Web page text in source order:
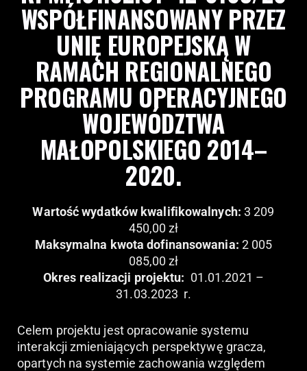
WSPÓŁFINANSOWANY PRZEZ
UNIĘ EUROPEJSKĄ W
RAMACH REGIONALNEGO
PROGRAMU OPERACYJNEGO
WOJEWÓDZTWA
MAŁOPOLSKIEGO 2014–
2020.
Wartość wydatków kwalifikowalnych: 3 209
450,00 zł
Maksymalna kwota dofinansowania: 2 005
085,00 zł
Okres realizacji projektu: 01.01.2021 –
31.03.2023 r.
Celem projektu jest opracowanie systemu
interakcji zmieniających perspektywę gracza,
opartych na systemie zachowania względem